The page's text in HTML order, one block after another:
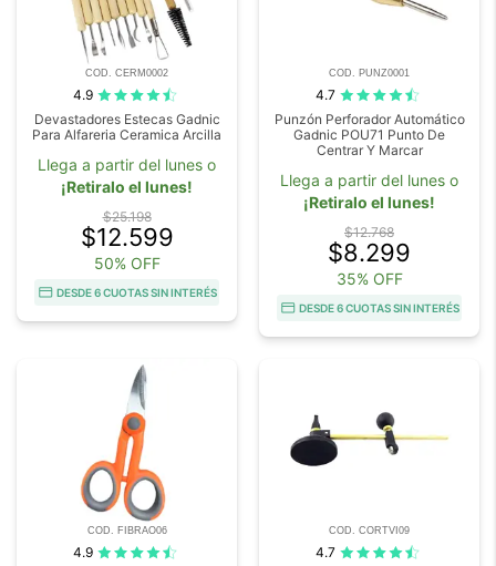
COD. CERM0002
4.9
Devastadores Estecas Gadnic
Para Alfareria Ceramica Arcilla
Llega a partir del lunes o
¡Retiralo el lunes!
$25.198
$12.599
50% OFF
DESDE 6 CUOTAS SIN INTERÉS
COD. PUNZ0001
4.7
Punzón Perforador Automático
Gadnic POU71 Punto De
Centrar Y Marcar
Llega a partir del lunes o
¡Retiralo el lunes!
$12.768
$8.299
35% OFF
DESDE 6 CUOTAS SIN INTERÉS
COD. FIBRAO06
4.9
COD. CORTVI09
4.7